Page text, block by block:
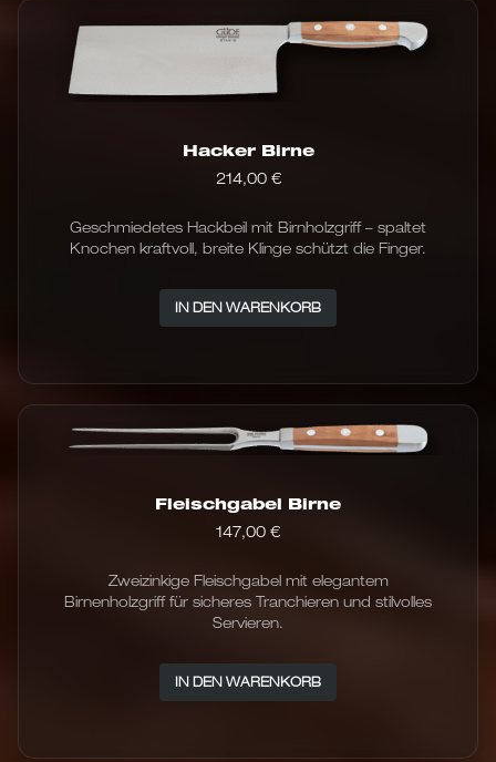
Hacker Birne
214,00 €
Geschmiedetes Hackbeil mit Birnholzgriff – spaltet
Knochen kraftvoll, breite Klinge schützt die Finger.
IN DEN WARENKORB
Fleischgabel Birne
147,00 €
Zweizinkige Fleischgabel mit elegantem
Birnenholzgriff für sicheres Tranchieren und stilvolles
Servieren.
IN DEN WARENKORB